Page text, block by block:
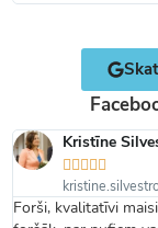
Kristīne
    
Forši, kvalitatīvi